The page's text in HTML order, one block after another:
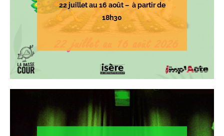
22 juillet au 16 août – à partir de
18h30